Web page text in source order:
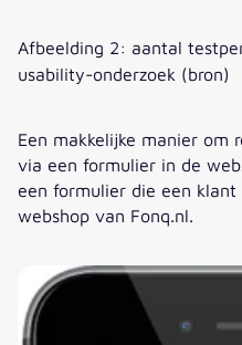
Afbeelding 2: aantal
usability-onderzoek (bron)
Een makkelijke manier om
via een formulier in de
een formulier die een
webshop van Fonq.nl.